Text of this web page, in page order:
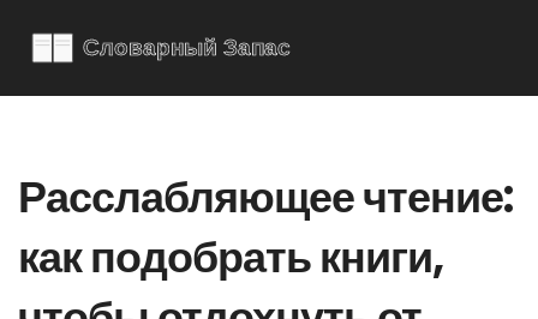
Расслабляющее чтение:
как подобрать книги,